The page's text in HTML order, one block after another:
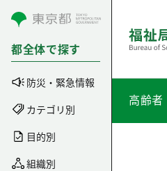
コンテンツにスキップ
都全体で探す
防災・緊急情報
カテゴリ別
目的別
組織別
高齢者